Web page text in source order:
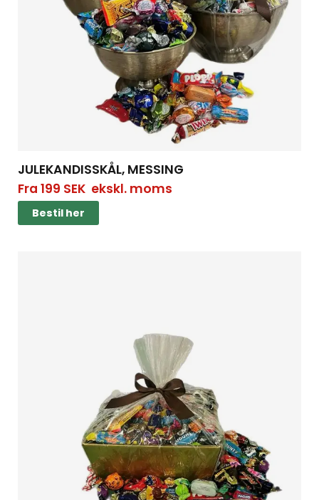
JULEKANDISSKÅL, MESSING
Fra 199 SEKekskl. moms
Bestil her